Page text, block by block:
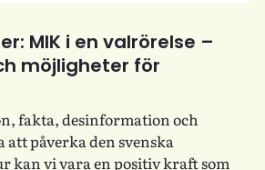
MIK i en valrörelse –
möjligheter för
fakta, desinformation och
påverka den svenska
kan vi vara en positiv kraft som